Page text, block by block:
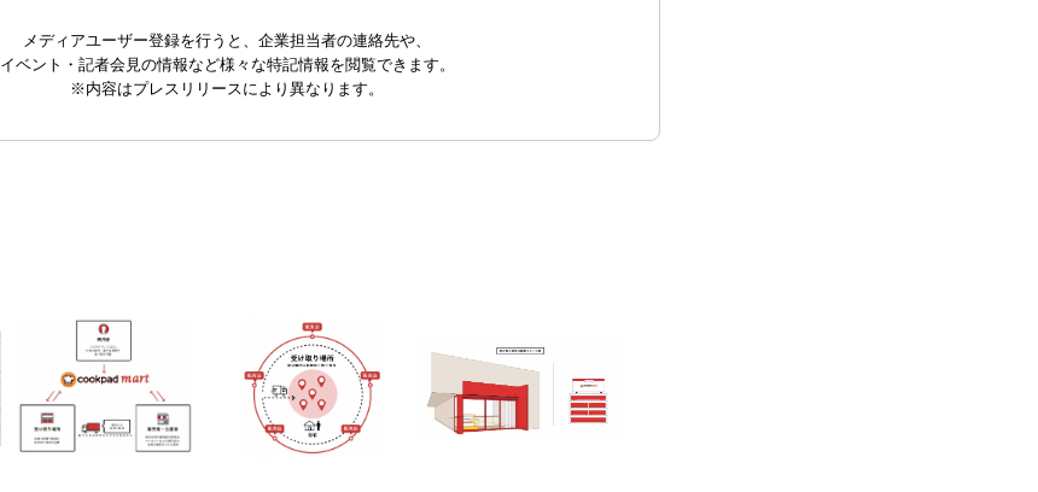
メディアユーザー登録を行うと、企業担当者の連絡先や、
イベント・記者会見の情報など様々な特記情報を閲覧できます。
※内容はプレスリリースにより異なります。